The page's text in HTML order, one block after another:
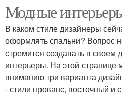
Модные
В каком стиле дизайнеры
оформлять спальни? Вопрос
стремится создавать в
интерьеры. На этой
вниманию три варианта
- стили прованс, восточный и